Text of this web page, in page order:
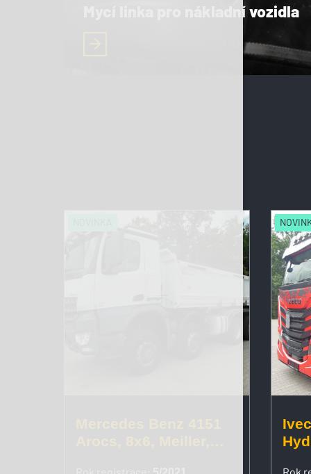
Mycí linka pro nákladní vozidla